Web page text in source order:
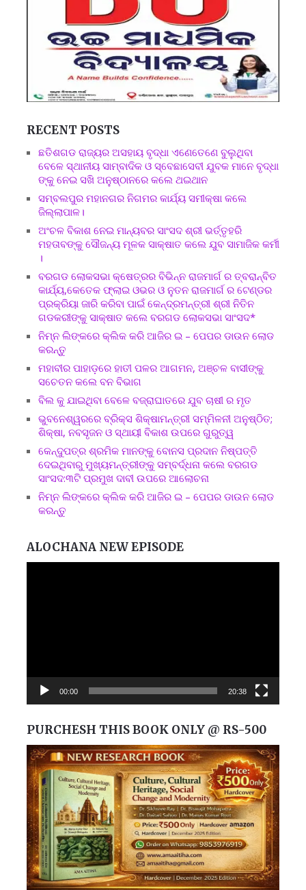
RECENT POSTS
ଛତିଶଗଡ ରାଜ୍ୟର ଅସହାୟ ବୃଦ୍ଧା ଏଣେତେଣେ ବୁଲୁଥିବା
ବେଳେ ସ୍ଥାନୀୟ ସାମ୍ବାଦିକ ଓ ସ୍ବେଛାସେବୀ ଯୁବକ ମାନେ ବୃଦ୍ଧା
ଙ୍କୁ ନେଇ ସଖି ଅନୁଷ୍ଠାନରେ କଲେ ଥଇଥାନ
ସମ୍ବଲପୁର ମହାନଗର ନିଗମର କାର୍ଯ୍ୟ ସମୀକ୍ଷା କଲେ
ଜିଲ୍ଲାପାଳ।
ଅଂଚଳ ବିକାଶ ନେଇ ମାନ୍ୟବର ସାଂସଦ ଶ୍ରୀ ଭର୍ତ୍ତୃହରି
ମହତାବଙ୍କୁ ସୌଜନ୍ୟ ମୂଳକ ସାକ୍ଷାତ କଲେ ଯୁବ ସାମାଜିକ କର୍ମୀ
।
ବରଗଡ ଲୋକସଭା କ୍ଷେତ୍ରର ବିଭିନ୍ନ ରାଜମାର୍ଗ ର ତ୍ବରାନ୍ବିତ
କାର୍ଯ୍ୟ,କେତେକ ଫ୍ଲାଇ ଓଭର ଓ ନୁତନ ରାଜମାର୍ଗ ର ଟେଣ୍ଡର
ପ୍ରକ୍ରିୟା ଜାରି କରିବା ପାଇଁ କେନ୍ଦ୍ରମନ୍ତ୍ରୀ ଶ୍ରୀ ନିତିନ
ଗଡକରୀଙ୍କୁ ସାକ୍ଷାତ କଲେ ବରଗଡ ଲୋକସଭା ସାଂସଦ*
ନିମ୍ନ ଲିଙ୍କରେ କ୍ଲିକ କରି ଆଜିର ଇ – ପେପର ଡାଉନ ଲୋଡ
କରନ୍ତୁ
ମହାବୀର ପାହାଡ଼ରେ ହାତୀ ପଳର ଆଗମନ, ଅଞ୍ଚଳ ବାସୀଙ୍କୁ
ସଚେତନ କଲେ ବନ ବିଭାଗ
ବିଲ କୁ ଯାଇଥିବା ବେଳେ ବଜ୍ରାଘାତରେ ଯୁବ ଚାଷୀ ର ମୃତ
ଭୁବନେଶ୍ୱରରେ ବ୍ରିକ୍ସ ଶିକ୍ଷାମନ୍ତ୍ରୀ ସମ୍ମିଳନୀ ଅନୁଷ୍ଠିତ;
ଶିକ୍ଷା, ନବସୃଜନ ଓ ସ୍ଥାୟୀ ବିକାଶ ଉପରେ ଗୁରୁତ୍ୱ
କେନ୍ଦୁପତ୍ର ଶ୍ରମିକ ମାନଙ୍କୁ ବୋନସ ପ୍ରଦାନ ନିଷ୍ପତ୍ତି
ଦେଇଥିବାରୁ ମୁଖ୍ୟମନ୍ତ୍ରୀଙ୍କୁ ସମ୍ବର୍ଦ୍ଧନା କଲେ ବରଗଡ
ସାଂସଦ:୩ଟି ପ୍ରମୁଖ ଦାବୀ ଉପରେ ଆଲୋଚନା
ନିମ୍ନ ଲିଙ୍କରେ କ୍ଲିକ କରି ଆଜିର ଇ – ପେପର ଡାଉନ ଲୋଡ
କରନ୍ତୁ
ALOCHANA NEW EPISODE
00:00 20:38
PURCHESH THIS BOOK ONLY @ RS-500